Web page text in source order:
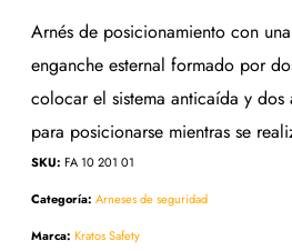
Arnés de posicionamiento con
enganche esternal formado por
colocar el sistema anticaída y
para posicionarse mientras se
SKU: FA 10 201 01
Categoría: Arneses de seguridad
Marca: Kratos Safety